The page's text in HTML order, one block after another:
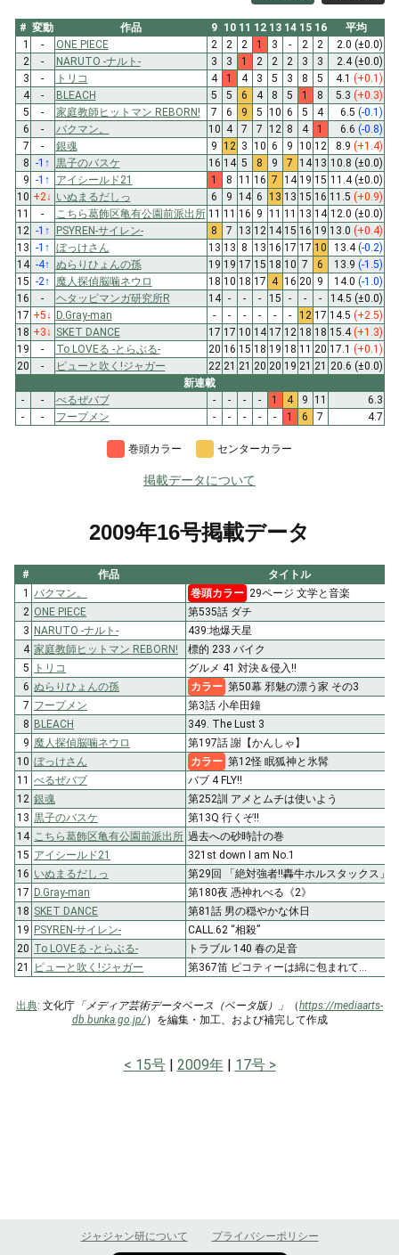
# 変動 作品 9 10 11 12 13 14 15 16
平均
1
- ONE PIECE 2 2 2 1 3 - 2 2 2.0 (±0.0)
2
- NARUTO -ナルト- 3 3 1 2 2 2 3 3 2.4 (±0.0)
3
- トリコ 4 1 4 3 5 3 8 5 4.1 (+0.1)
4
- BLEACH 5 5 6 4 8 5 1 8 5.3 (+0.3)
5
- 家庭教師ヒットマン REBORN! 7 6 9 5 10 6 5 4 6.5 (-0.1)
6
- バクマン。 10 4 7 7 12 8 4 1 6.6 (-0.8)
7
- 銀魂 9 12 3 10 6 9 10 12 8.9 (+1.4)
8 -1 ↑ 黒子のバスケ 16 14 5 8 9 7 14 13 10.8 (±0.0)
9 -1 ↑ アイシールド21 1 8 11 16 7 14 19 15 11.4(±0.0)
10 +2↓ いぬまるだしっ 6 9 14 6 13 13 15 16 11.5 (+0.9)
11
- こちら葛飾区亀有公園前派出所 11 11 16 9 11 11 13 14 12.0 (±0.0)
12 -1 ↑ PSYREN-サイレン- 8 7 13 12 14 15 16 19 13.0 (+0.4)
13 -1 ↑ ぼっけさん 13 13 8 13 16 17 17 10 13.4(-0.2)
14 -4↑ ぬらりひょんの孫 19 19 17 15 18 10 7 6 13.9 (-1.5)
15 -2↑ 魔人探偵脳噛ネウロ 18 10 18 17 4 16 20 9 14.0 (-1.0)
16
- ヘタッピマンガ研究所R 14 - - - 15 - - - 14.5 (±0.0)
17 +5↓ D.Gray-man - - - - - - 12 17 14.5 (+2.5)
18 +3↓ SKET DANCE 17 17 10 14 17 12 18 18 15.4(+1.3)
19
- To LOVEる -とらぶる- 20 16 15 18 19 18 11 20 17.1 (+0.1)
20
- ピューと吹く!ジャガー 22 21 21 20 20 19 21 21 20.6 (±0.0)
新連載
-
- べるぜバブ - - - - 1 4 9 11
6.3
-
- フープメン - - - - - 1 6 7 4.7
巻頭カラー センターカラー
掲載データについて
2009年16号掲載データ
# 作品
タイトル
1
バクマン。 巻頭カラー 29ページ 文学と音楽
2 ONE PIECE
第535話 ダチ
3 NARUTO -ナルト-
439:地爆天星
4 家庭教師ヒットマン REBORN!
標的 233 バイク
5
トリコ
グルメ 41 対決＆侵入!!
6 ぬらりひょんの孫 カラー 第50幕 邪魅の漂う家 その3
7 フープメン
第3話 小牟田鐘
8 BLEACH
349. The Lust 3
9 魔人探偵脳噛ネウロ
第197話 謝【かんしゃ】
10 ぼっけさん カラー 第12怪 眠狐神と氷髯
11 べるぜバブ
バブ 4 FLY!!
12 銀魂
第252訓 アメとムチは使いよう
13 黒子のバスケ
第13Q 行くぞ!!
14 こちら葛飾区亀有公園前派出所 過去への砂時計の巻
15 アイシールド21
321st down I am No.1
16 いぬまるだしっ
第29回 「絶対強者!!轟牛ホルスタックス」
17 D.Gray-man
第180夜 憑神れべる《2》
18 SKET DANCE
第81話 男の穏やかな休日
19 PSYREN-サイレン-
CALL.62 “相殺”
20 To LOVEる -とらぶる-
トラブル 140 春の足音
21
ピューと吹く!ジャガー 第367笛 ピコティーは綿に包まれて…
出典: 文化庁 「メディア芸術データベース（ベータ版）」 （https://mediaarts-
db.bunka.go.jp/）を編集・加工、および補完して作成
15号 2009年 17号
ジャジャン研について プライバシーポリシー